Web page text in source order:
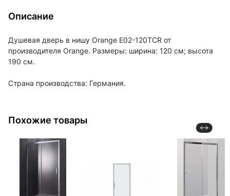
Описание
Душевая дверь в нишу Orange E02-120TCR от
производителя Orange. Размеры: ширина: 120 см; высота
190 см.
Страна производства: Германия.
Похожие товары